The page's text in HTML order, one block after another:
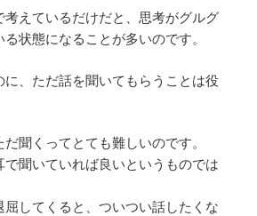
考えているだけだと、思考がグルグ
状態になることが多いのです。
に、ただ話を聞いてもらうことは役
聞くってとても難しいのです。
で聞いていれば良いというものでは
してくると、ついつい話したくな